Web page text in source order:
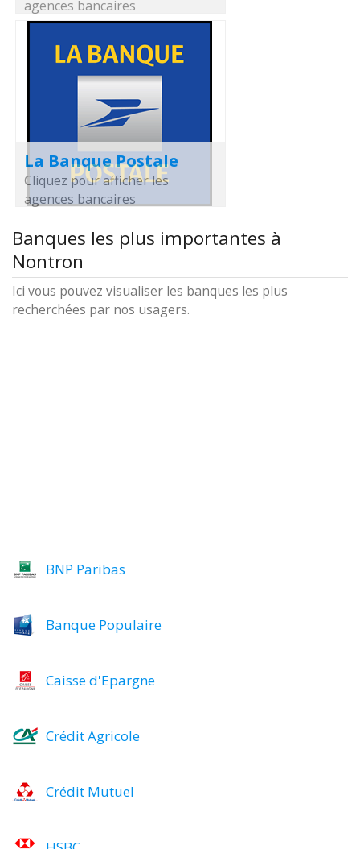
agences bancaires
La Banque Postale
Cliquez pour afficher les
agences bancaires
Banques les plus importantes à
Nontron
Ici vous pouvez visualiser les banques les plus
recherchées par nos usagers.
BNP Paribas
Banque Populaire
Caisse d'Epargne
Crédit Agricole
Crédit Mutuel